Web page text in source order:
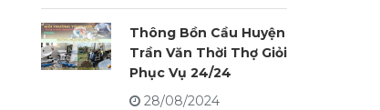
Thông Bồn Cầu Huyện
Trần Văn Thời Thợ Giỏi
Phục Vụ 24/24
28/08/2024